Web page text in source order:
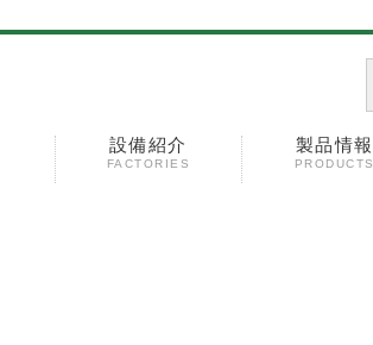
設備紹介
FACTORIES
製品情報
PRODUCTS